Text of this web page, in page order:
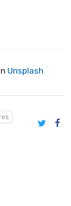
Unsplash